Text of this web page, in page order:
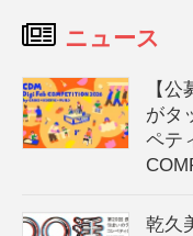
ニュース
【
がタ
ペテ
乾久